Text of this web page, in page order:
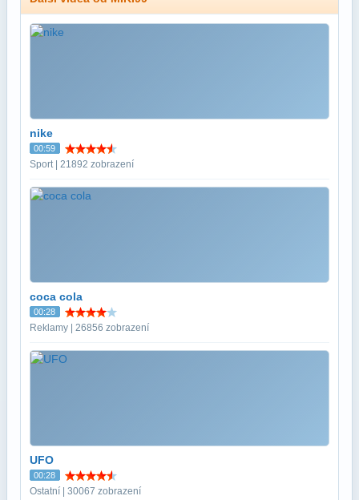
nike
00:59
Sport | 21892 zobrazení
coca cola
00:28
Reklamy | 26856 zobrazení
UFO
00:28
Ostatní | 30067 zobrazení